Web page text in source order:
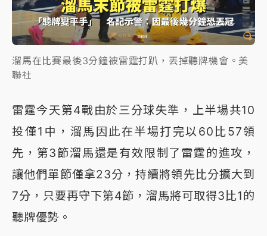
溜馬在比賽最後3分鐘被雷霆打趴，丟掉聽牌機會。美
聯社
雷霆今天第4戰由於三分球失準，上半場共10
投僅1中，溜馬因此在半場打完以60比57領
先，第3節溜馬還是有效限制了雷霆的進攻，
讓他們單節僅拿23分，持續將領先比分擴大到
7分，只要再守下第4節，溜馬將可取得3比1的
聽牌優勢。